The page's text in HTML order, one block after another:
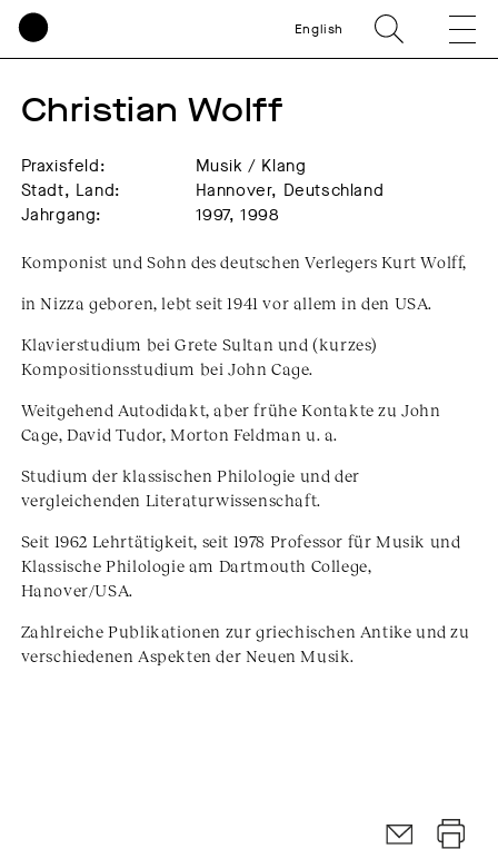
English
Christian Wolff
Praxisfeld:
Musik / Klang
Stadt, Land:
Hannover, Deutschland
Jahrgang:
1997, 1998
Komponist und Sohn des deutschen Verlegers Kurt Wolff,
in Nizza geboren, lebt seit 1941 vor allem in den USA.
Klavierstudium bei Grete Sultan und (kurzes)
Kompositionsstudium bei John Cage.
Weitgehend Autodidakt, aber frühe Kontakte zu John
Cage, David Tudor, Morton Feldman u. a.
Studium der klassischen Philologie und der
vergleichenden Literaturwissenschaft.
Seit 1962 Lehrtätigkeit, seit 1978 Professor für Musik und
Klassische Philologie am Dartmouth College,
Hanover/USA.
Zahlreiche Publikationen zur griechischen Antike und zu
verschiedenen Aspekten der Neuen Musik.